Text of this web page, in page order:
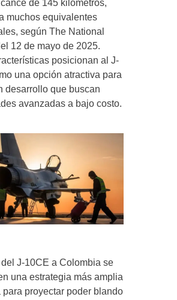
de 145 kilómetros,
muchos equivalentes
según The National
12 de mayo de 2025.
posicionan al J-
una opción atractiva para
desarrollo que buscan
avanzadas a bajo costo.
del J-10CE a Colombia se
una estrategia más amplia
para proyectar poder blando